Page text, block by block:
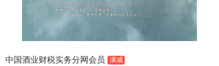
中国酒业财税实务分网会员 满减